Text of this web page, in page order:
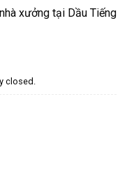
xưởng tại Dầu Tiếng
closed.